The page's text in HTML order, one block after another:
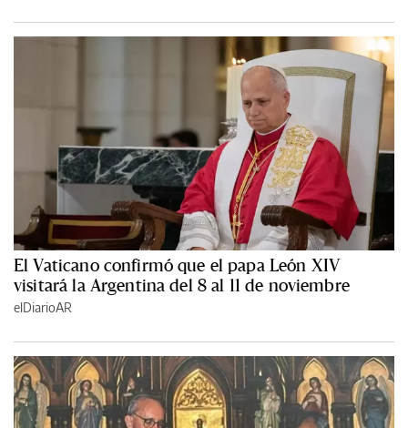
El Vaticano confirmó que el papa León XIV
visitará la Argentina del 8 al 11 de noviembre
elDiarioAR